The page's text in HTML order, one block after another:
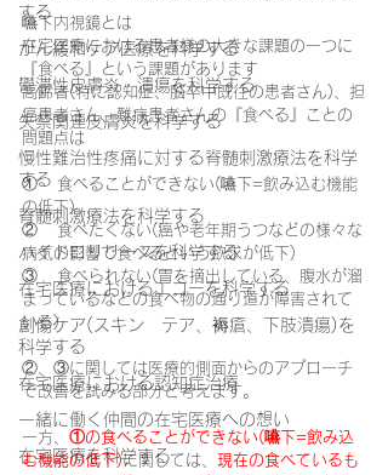
する
がん緩和ケア医療を科学する
鬱滞性皮膚炎・潰瘍を科学する
失禁関連皮膚炎を科学する
慢性難治性疼痛に対する脊髄刺激療法を科学
する
脊髄刺激療法を科学する
ハイドロリリースを科学する
在宅医療におけるエコーを科学する
創傷ケア(スキン テア、褥瘡、下肢潰瘍)を
科学する
在宅医療における認知症治療
一緒に働く仲間の在宅医療への想い
在宅医療を科学する
嚥下内視鏡とは
在宅医療における患者様の大きな課題の一つに
『食べる』という課題があります
高齢者(特に認知症、脳卒中既往の患者さん)、担
癌患者さん、難病患者さんの『食べる』ことの
問題点は
①    食べることができない(嚥下=飲み込む機能
の低下)
②    食べたくない(癌や老年期うつなどの様々な
病気の影響で食べるという欲求が低下)
③    食べられない(胃を摘出している、腹水が溜
まっているなどの食べ物の通り道が障害されて
いる)
②、③に関しては医療的側面からのアプローチ
で改善を試みる部分と考えます。
一方、 ①の食べることができない(嚥下=飲み込
む機能の低下)に関しては、 現在の食べているも